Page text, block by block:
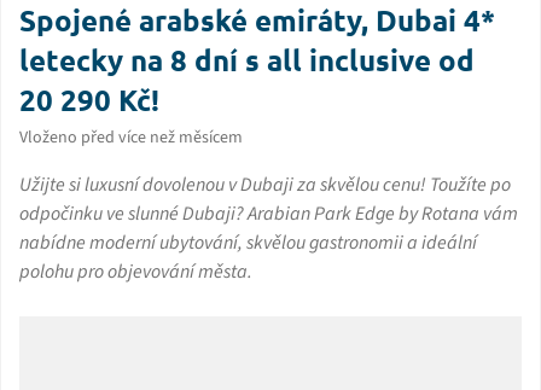
Spojené arabské emiráty, Dubai 4*
letecky na 8 dní s all inclusive od
20 290 Kč!
Vloženo před více než měsícem
Užijte si luxusní dovolenou v Dubaji za skvělou cenu! Toužíte po
odpočinku ve slunné Dubaji? Arabian Park Edge by Rotana vám
nabídne moderní ubytování, skvělou gastronomii a ideální
polohu pro objevování města.